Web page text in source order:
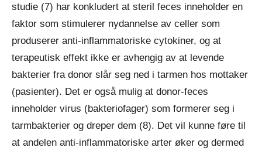
studie (7) har konkludert at steril feces inneholder en
faktor som stimulerer nydannelse av celler som
produserer anti-inflammatoriske cytokiner, og at
terapeutisk effekt ikke er avhengig av at levende
bakterier fra donor slår seg ned i tarmen hos mottaker
(pasienter). Det er også mulig at donor-feces
inneholder virus (bakteriofager) som formerer seg i
tarmbakterier og dreper dem (8). Det vil kunne føre til
at andelen anti-inflammatoriske arter øker og dermed